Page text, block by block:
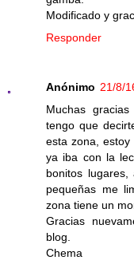
Modificado y
Responder
Anónimo 21/8/
Muchas
tengo que
esta zona,
ya iba con la
bonitos
pequeñas me
zona tiene un
Gracias
blog.
Chema